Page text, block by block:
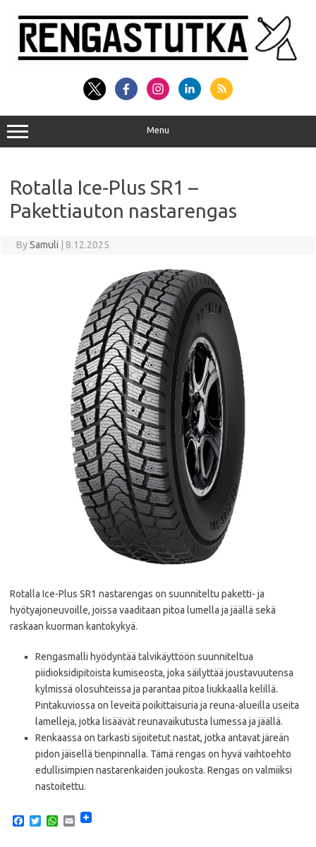
content
Menu
Rotalla Ice-Plus SR1 –
Pakettiauton nastarengas
BySamuli 8.12.2025
Rotalla Ice-Plus SR1 nastarengas on suunniteltu paketti- ja
hyötyajoneuvoille, joissa vaaditaan pitoa lumella ja jäällä sekä
raskaan kuorman kantokykyä.
Rengasmalli hyödyntää talvikäyttöön suunniteltua
piidioksidipitoista kumiseosta, joka säilyttää joustavuutensa
kylmissä olosuhteissa ja parantaa pitoa liukkaalla kelillä.
Pintakuviossa on leveitä poikittaisuria ja reuna-alueilla useita
lamelleja, jotka lisäävät reunavaikutusta lumessa ja jäällä.
Renkaassa on tarkasti sijoitetut nastat, jotka antavat järeän
pidon jäisellä tienpinnalla. Tämä rengas on hyvä vaihtoehto
edullisimpien nastarenkaiden joukosta. Rengas on valmiiksi
nastoitettu.
T
W
E